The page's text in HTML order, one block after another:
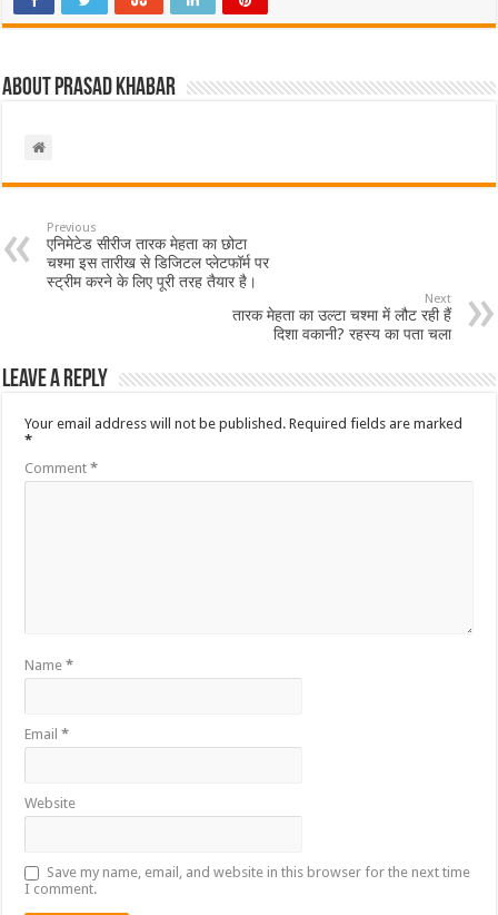
About Prasad Khabar
Previous
एनिमेटेड सीरीज तारक मेहता का छोटा
चश्मा इस तारीख से डिजिटल प्लेटफॉर्म पर
स्ट्रीम करने के लिए पूरी तरह तैयार है।
Next
तारक मेहता का उल्टा चश्मा में लौट रही हैं
दिशा वकानी? रहस्य का पता चला
Leave a Reply
Your email address will not be published. Required fields are marked
*
Comment*
Name*
Email*
Website
Save my name, email, and website in this browser for the next time
I comment.